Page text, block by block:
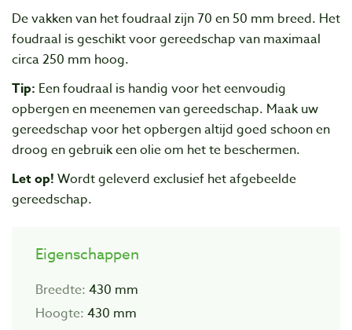
De vakken van het foudraal zijn 70 en 50 mm breed. Het
foudraal is geschikt voor gereedschap van maximaal
circa 250 mm hoog.
Tip: Een foudraal is handig voor het eenvoudig
opbergen en meenemen van gereedschap. Maak uw
gereedschap voor het opbergen altijd goed schoon en
droog en gebruik een olie om het te beschermen.
Let op! Wordt geleverd exclusief het afgebeelde
gereedschap.
Eigenschappen
Breedte: 430 mm
Hoogte: 430 mm